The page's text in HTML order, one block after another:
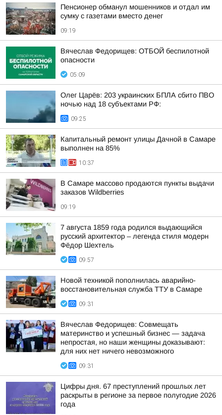
Пенсионер обманул мошенников и отдал им
сумку с газетами вместо денег
09:19
Вячеслав Федорищев: ОТБОЙ беспилотной
опасности
05:09
Олег Царёв: 203 украинских БПЛА сбито ПВО
ночью над 18 субъектами РФ:
09:25
Капитальный ремонт улицы Дачной в Самаре
выполнен на 85%
10:37
В Самаре массово продаются пункты выдачи
заказов Wildberries
09:19
7 августа 1859 года родился выдающийся
русский архитектор – легенда стиля модерн
Фёдор Шехтель
09:57
Новой техникой пополнилась аварийно-
восстановительная служба ТТУ в Самаре
09:31
Вячеслав Федорищев: Совмещать
материнство и успешный бизнес — задача
непростая, но наши женщины доказывают:
для них нет ничего невозможного
09:31
Цифры дня. 67 преступлений прошлых лет
раскрыты в регионе за первое полугодие 2026
года